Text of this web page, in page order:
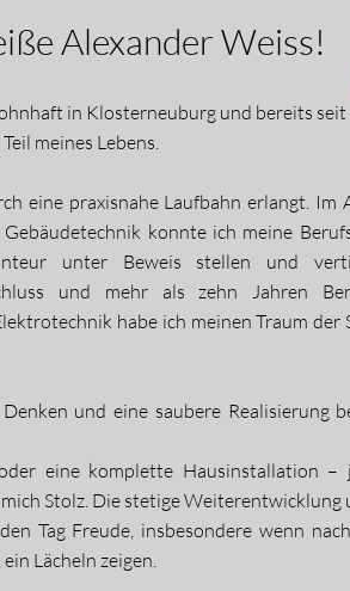
Alexander Weiss!
in Klosterneuburg und bereits seit
meines Lebens.
eine praxisnahe Laufbahn erlangt. Im
konnte ich meine
unter Beweis stellen und
und mehr als zehn Jahren
habe ich meinen Traum der
und eine saubere Realisierung
eine komplette Hausinstallation –
Stolz. Die stetige
Tag Freude, insbesondere wenn
Lächeln zeigen.